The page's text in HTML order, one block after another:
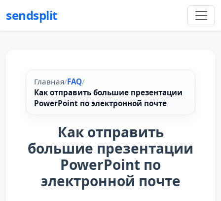
sendsplit
Главная/FAQ/
Как отправить большие презентации
PowerPoint по электронной почте
Как отправить
большие презентации
PowerPoint по
электронной почте